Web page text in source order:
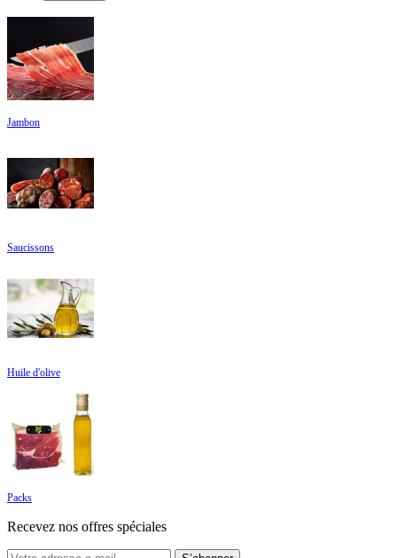
Jambon
Saucissons
Huile d'olive
Packs
Recevez nos offres spéciales